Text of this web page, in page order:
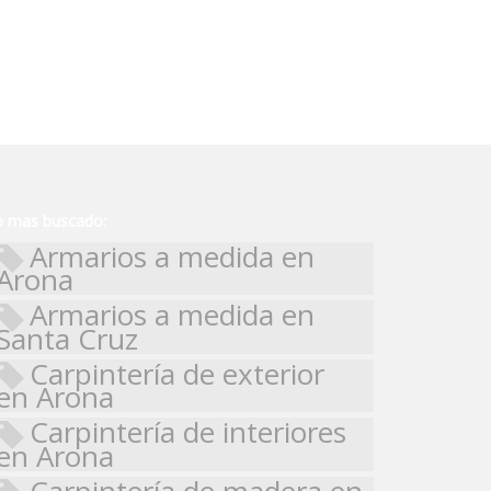
Armarios a medida en
Armarios a medida en
Cruz
Carpintería de exterior
Arona
Carpintería de interiores
Arona